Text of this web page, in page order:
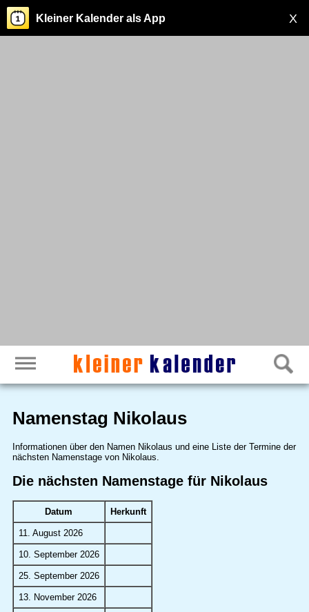
X
Kleiner Kalender als App
Namenstag Nikolaus
Informationen über den Namen Nikolaus und eine Liste der Termine der
nächsten Namenstage von Nikolaus.
Die nächsten Namenstage für Nikolaus
Datum Herkunft
11. August 2026
10. September 2026
25. September 2026
13. November 2026